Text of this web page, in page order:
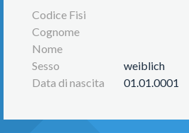
Codice Fisi
Cognome
Nome
Sesso
weiblich
Data di nascita
01.01.0001